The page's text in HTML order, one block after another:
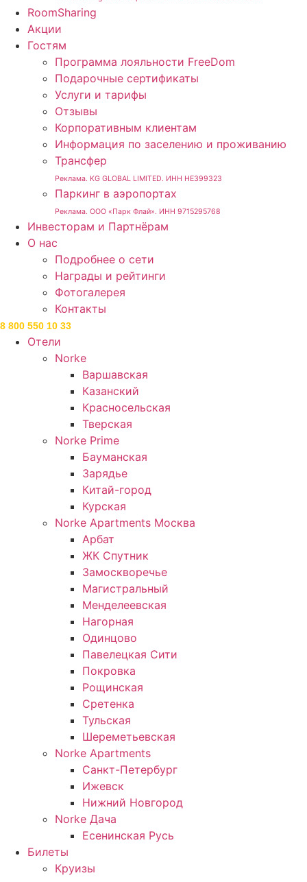
RoomSharing
Акции
Гостям
Программа лояльности FreeDom
Подарочные сертификаты
Услуги и тарифы
Отзывы
Корпоративным клиентам
Информация по заселению и проживанию
Трансфер
Реклама. KG GLOBAL LIMITED. ИНН HE399323
Паркинг в аэропортах
Реклама. ООО «Парк Флай». ИНН 9715295768
Инвесторам и Партнёрам
О нас
Подробнее о сети
Награды и рейтинги
Фотогалерея
Контакты
8 800 550 10 33
Отели
Norke
Варшавская
Казанский
Красносельская
Тверская
Norke Prime
Бауманская
Зарядье
Китай-город
Курская
Norke Apartments Москва
Арбат
ЖК Спутник
Замоскворечье
Магистральный
Менделеевская
Нагорная
Одинцово
Павелецкая Сити
Покровка
Рощинская
Сретенка
Тульская
Шереметьевская
Norke Apartments
Санкт-Петербург
Ижевск
Нижний Новгород
Norke Дача
Есенинская Русь
Билеты
Круизы